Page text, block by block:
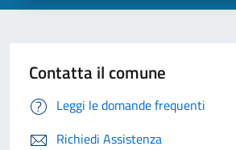
Contatta il comune
Leggi le domande frequenti
Richiedi Assistenza